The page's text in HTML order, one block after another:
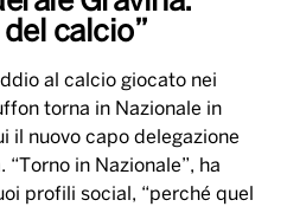
del calcio”
al calcio giocato nei
torna in Nazionale in
il nuovo capo delegazione
in Nazionale”, ha
profili social, “perché quel